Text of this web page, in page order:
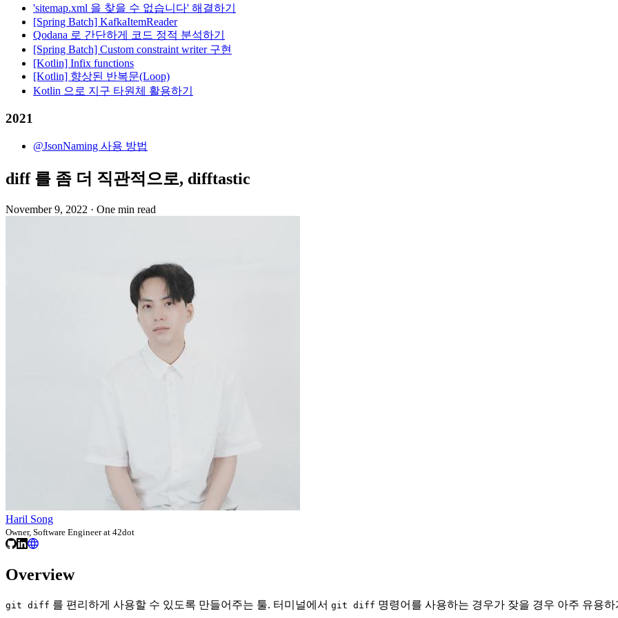
'sitemap.xml 을 찾을 수 없습니다' 해결하기
[Spring Batch] KafkaItemReader
Qodana 로 간단하게 코드 정적 분석하기
[Spring Batch] Custom constraint writer 구현
[Kotlin] Infix functions
[Kotlin] 향상된 반복문(Loop)
Kotlin 으로 지구 타원체 활용하기
2021
@JsonNaming 사용 방법
diff 를 좀 더 직관적으로, difftastic
November 9, 2022 · One min read
Haril Song
Owner, Software Engineer at 42dot
Overview
git diff 를 편리하게 사용할 수 있도록 만들어주는 툴. 터미널에서 git diff 명령어를 사용하는 경우가 잦을 경우 아주 유용